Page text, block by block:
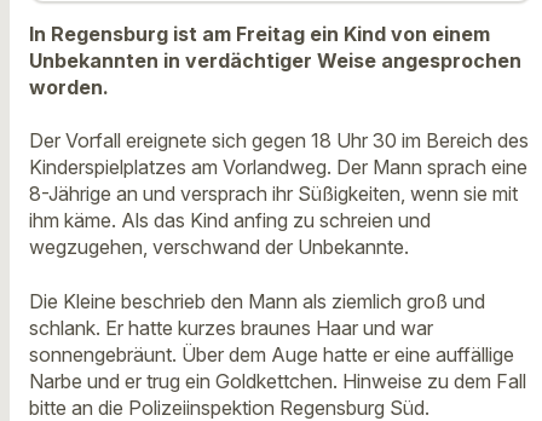
In Regensburg ist am Freitag ein Kind von einem
Unbekannten in verdächtiger Weise angesprochen
worden.
Der Vorfall ereignete sich gegen 18 Uhr 30 im Bereich des
Kinderspielplatzes am Vorlandweg. Der Mann sprach eine
8-Jährige an und versprach ihr Süßigkeiten, wenn sie mit
ihm käme. Als das Kind anfing zu schreien und
wegzugehen, verschwand der Unbekannte.
Die Kleine beschrieb den Mann als ziemlich groß und
schlank. Er hatte kurzes braunes Haar und war
sonnengebräunt. Über dem Auge hatte er eine auffällige
Narbe und er trug ein Goldkettchen. Hinweise zu dem Fall
bitte an die Polizeiinspektion Regensburg Süd.